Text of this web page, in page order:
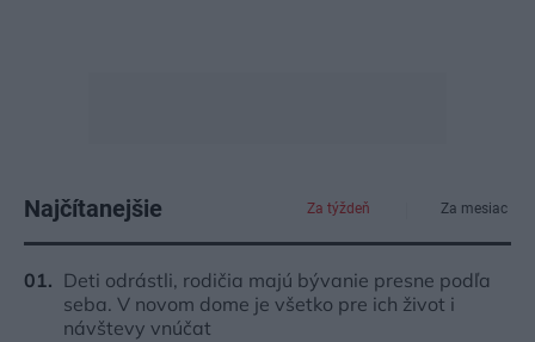
Najčítanejšie Za týždeň Za mesiac
Deti odrástli, rodičia majú bývanie presne podľa
seba. V novom dome je všetko pre ich život i
návštevy vnúčat